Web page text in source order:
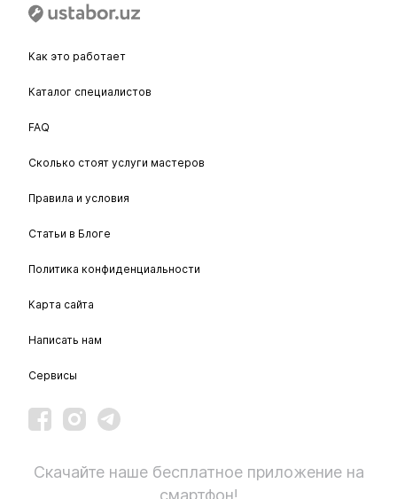
Как это работает
Каталог специалистов
FAQ
Сколько стоят услуги мастеров
Правила и условия
Статьи в Блоге
Политика конфиденциальности
Карта сайта
Написать нам
Сервисы
Скачайте наше бесплатное приложение на
смартфон!